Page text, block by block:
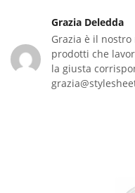
Grazia Deledda
Grazia è il
prodotti che
la giusta